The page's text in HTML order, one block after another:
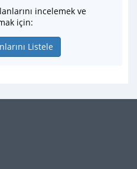
incelemek ve
için:
Listele